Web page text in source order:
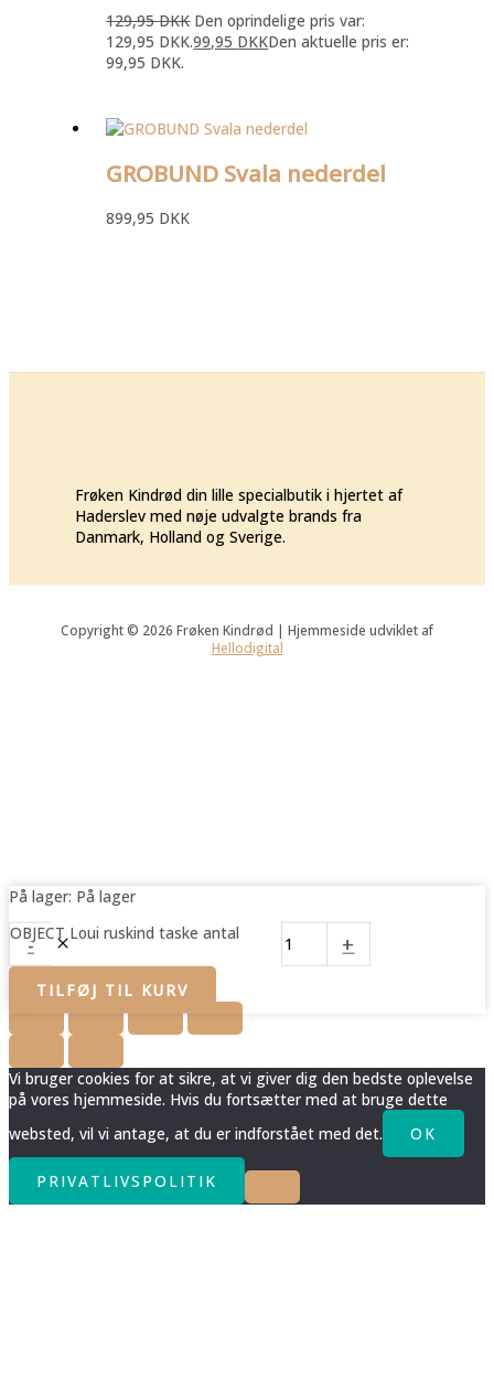
129,95DKK Den oprindelige pris var:
129,95 DKK.99,95 DKKDen aktuelle pris er:
99,95 DKK.
GROBUND Svala nederdel
899,95 DKK
Frøken Kindrød din lille specialbutik i hjertet af
Haderslev med nøje udvalgte brands fra
Danmark, Holland og Sverige.
Copyright © 2026 Frøken Kindrød | Hjemmeside udviklet af
Hellodigital
På lager: På lager
-
OBJECT Loui ruskind taske antal +
TILFØJ TIL KURV
Vi bruger cookies for at sikre, at vi giver dig den bedste oplevelse
på vores hjemmeside. Hvis du fortsætter med at bruge dette
websted, vil vi antage, at du er indforstået med det.
OK
PRIVATLIVSPOLITIK